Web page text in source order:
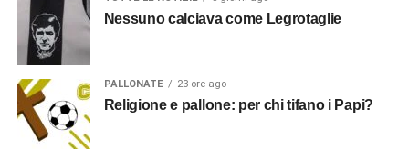
Nessuno calciava come Legrotaglie
PALLONATE 23 ore ago
Religione e pallone: per chi tifano i Papi?